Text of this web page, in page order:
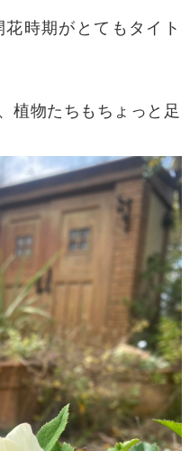
時期がとてもタイト
植物たちもちょっと足